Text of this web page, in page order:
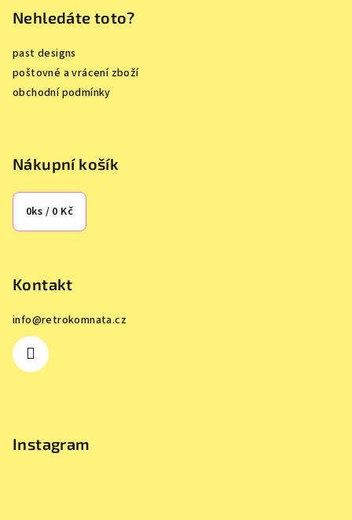
Nehledáte toto?
past designs
poštovné a vrácení zboží
obchodní podmínky
Nákupní košík
0ks / 0 Kč
Kontakt
info@retrokomnata.cz
Instagram